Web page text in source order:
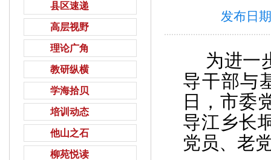
县区速递
高层视野
理论广角
教研纵横
学海拾贝
培训动态
他山之石
柳苑悦读
发布日
为进一
导干部与
日，市委
导江乡长
党员、老